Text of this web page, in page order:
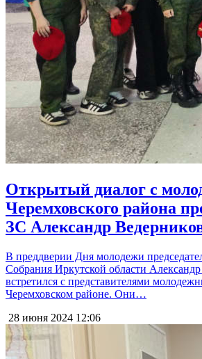
Открытый диалог с
Черемховского района
ЗС Александр
В преддверии Дня молодежи
Собрания Иркутской области
встретился с представителями
Черемховском районе. Они…
28 июня 2024 12:06